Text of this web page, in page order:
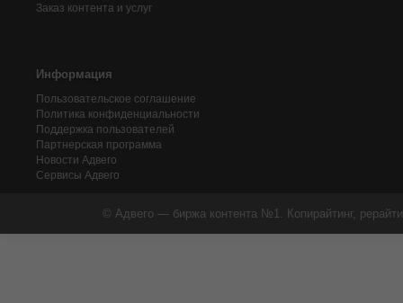
Заказ контента и услуг
Информация
Пользовательское соглашение
Политика конфиденциальности
Поддержка пользователей
Партнерская программа
Новости Адвего
Сервисы Адвего
© Адвего — биржа контента №1. Копирайтинг,